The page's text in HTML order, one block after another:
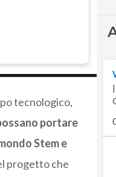
tecnologico,
portare
Stem e
progetto che